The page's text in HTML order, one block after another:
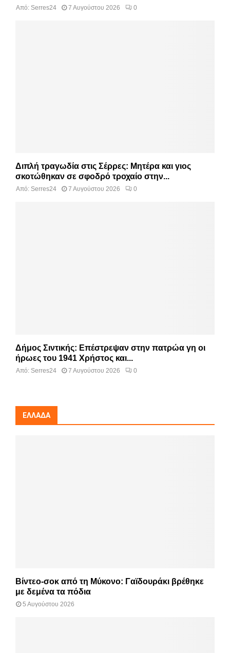
Από: Serres24 7 Αυγούστου 2026 0
Διπλή τραγωδία στις Σέρρες: Μητέρα και γιος
σκοτώθηκαν σε σφοδρό τροχαίο στην...
Από: Serres24 7 Αυγούστου 2026 0
Δήμος Σιντικής: Επέστρεψαν στην πατρώα γη οι
ήρωες του 1941 Χρήστος και...
Από: Serres24 7 Αυγούστου 2026 0
ΕΛΛΆΔΑ
Βίντεο-σοκ από τη Μύκονο: Γαϊδουράκι βρέθηκε
με δεμένα τα πόδια
5 Αυγούστου 2026